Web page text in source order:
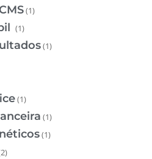
(1)
(1)
(1)
(1)
(1)
(1)